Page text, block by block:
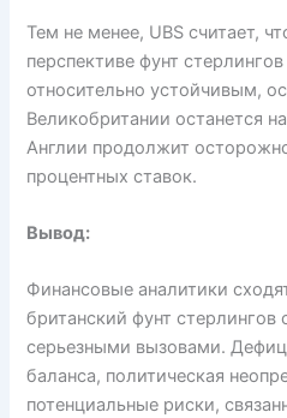
Тем не менее, UBS считает,
перспективе фунт
относительно устойчивым,
Великобритании останется
Англии продолжит
процентных ставок.
Вывод:
Финансовые аналитики
британский фунт стерлингов
серьезными вызовами.
баланса, политическая
потенциальные риски,